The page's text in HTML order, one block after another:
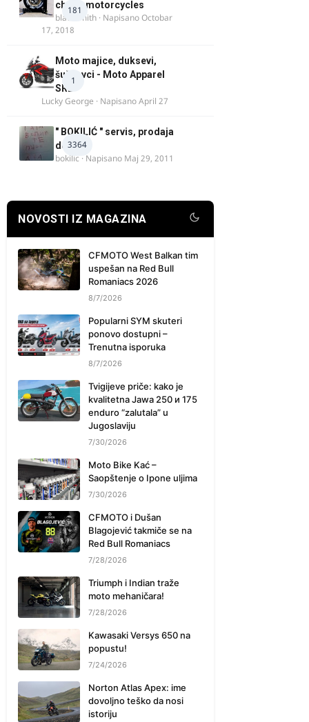
181
chock motorcycles
blacksmith · NapisanoOctobar
17, 2018
1
Moto majice, duksevi,
šuškavci - Moto Apparel
SRB
Lucky George · NapisanoApril 27
3364
" BOKILIĆ " servis, prodaja
delova
bokilic · Napisano Maj 29, 2011
NOVOSTI IZ MAGAZINA
CFMOTO West Balkan tim
uspešan na Red Bull
Romaniacs 2026
8/7/2026
Popularni SYM skuteri
ponovo dostupni –
Trenutna isporuka
8/7/2026
Tvigijeve priče: kako je
kvalitetna Jawa 250 и 175
enduro “zalutala” u
Jugoslaviju
7/30/2026
Moto Bike Kać –
Saopštenje o Ipone uljima
7/30/2026
CFMOTO i Dušan
Blagojević takmiče se na
Red Bull Romaniacs
7/28/2026
Triumph i Indian traže
moto mehaničara!
7/28/2026
Kawasaki Versys 650 na
popustu!
7/24/2026
Norton Atlas Apex: ime
dovoljno teško da nosi
istoriju